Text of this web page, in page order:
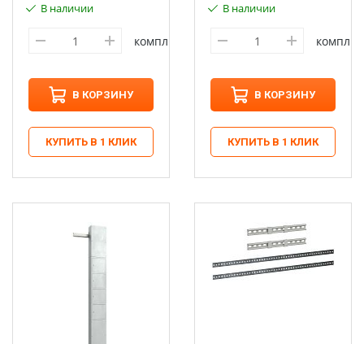
В наличии
компл
В КОРЗИНУ
КУПИТЬ В 1 КЛИК
В наличии
компл
В КОРЗИНУ
КУПИТЬ В 1 КЛИК